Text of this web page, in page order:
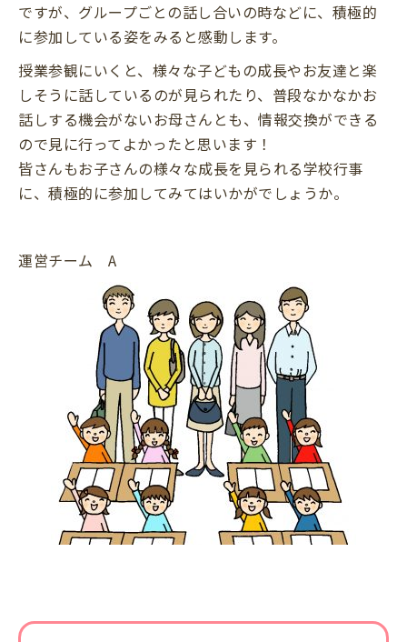
ですが、グループごとの話し合いの時などに、積極的
に参加している姿をみると感動します。
授業参観にいくと、様々な子どもの成長やお友達と楽
しそうに話しているのが見られたり、普段なかなかお
話しする機会がないお母さんとも、情報交換ができる
ので見に行ってよかったと思います！
皆さんもお子さんの様々な成長を見られる学校行事
に、積極的に参加してみてはいかがでしょうか。
運営チーム A